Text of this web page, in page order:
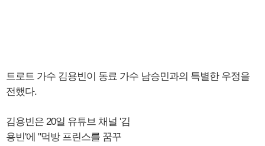
트로트 가수 김용빈이 동료 가수 남승민과의 특별한 우정을
전했다.
김용빈은 20일 유튜브 채널 '김
용빈'에 "먹방 프린스를 꿈꾸